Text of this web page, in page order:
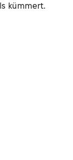
kümmert.